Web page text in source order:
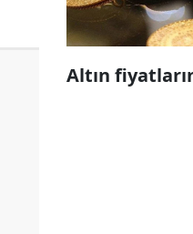
Altın